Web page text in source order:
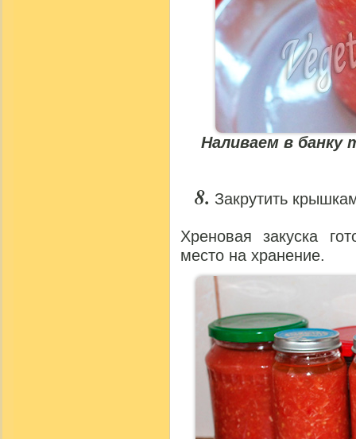
Наливаем в банку
Закрутить
Хреновая закуска
место на хранение.